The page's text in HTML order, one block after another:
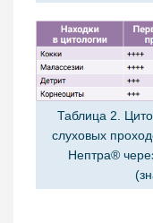
Таблица 2.
слуховых
Нептра®